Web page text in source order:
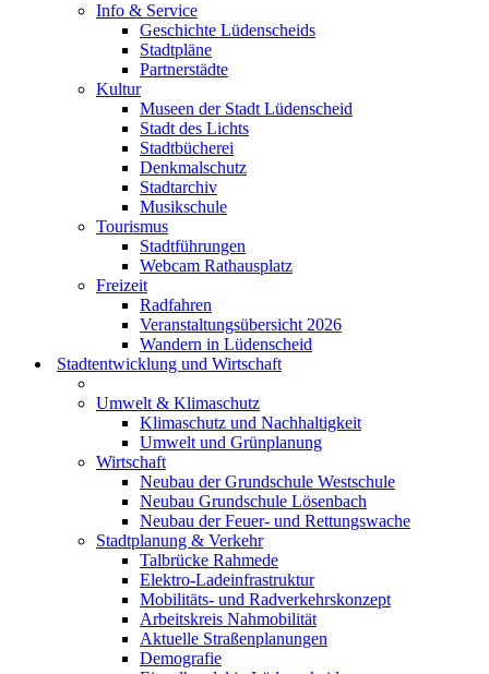
Info & Service
Geschichte Lüdenscheids
Stadtpläne
Partnerstädte
Kultur
Museen der Stadt Lüdenscheid
Stadt des Lichts
Stadtbücherei
Denkmalschutz
Stadtarchiv
Musikschule
Tourismus
Stadtführungen
Webcam Rathausplatz
Freizeit
Radfahren
Veranstaltungsübersicht 2026
Wandern in Lüdenscheid
Stadtentwicklung und Wirtschaft
Umwelt & Klimaschutz
Klimaschutz und Nachhaltigkeit
Umwelt und Grünplanung
Wirtschaft
Neubau der Grundschule Westschule
Neubau Grundschule Lösenbach
Neubau der Feuer- und Rettungswache
Stadtplanung & Verkehr
Talbrücke Rahmede
Elektro-Ladeinfrastruktur
Mobilitäts- und Radverkehrskonzept
Arbeitskreis Nahmobilität
Aktuelle Straßenplanungen
Demografie